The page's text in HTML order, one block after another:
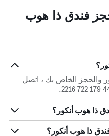
حجز فندق ذا هوب
والحجز الخاص بك ، اتصل
ذا هوب أنكور؟
ذا هوب أنكور؟